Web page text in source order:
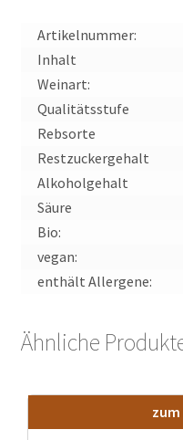
Artikelnummer:
Inhalt
Weinart:
Qualitätsstufe
Rebsorte
Restzuckergehalt
Alkoholgehalt
Säure
Bio:
vegan:
enthält Allergene:
Ähnliche